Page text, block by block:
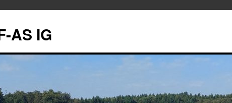
AS IG